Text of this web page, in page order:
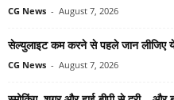
CG News - August 7, 2026
सेल्युलाइट कम करने से पहले जान लीजिए
CG News - August 7, 2026